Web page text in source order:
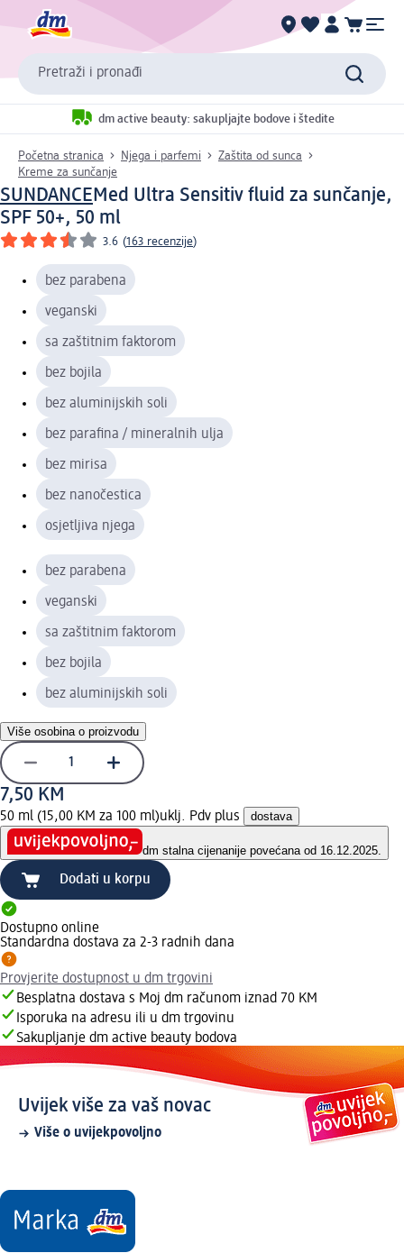
Pretraži i pronađi
dm active beauty: sakupljajte bodove i štedite
Početna stranica Njega i parfemi
Zaštita od sunca
Kreme za sunčanje
SUNDANCEMed Ultra Sensitiv fluid za sunčanje,
SPF 50+, 50 ml
3.6 (163 recenzije)
bez parabena
veganski
sa zaštitnim faktorom
bez bojila
bez aluminijskih soli
bez parafina / mineralnih ulja
bez mirisa
bez nanočestica
osjetljiva njega
bez parabena
veganski
sa zaštitnim faktorom
bez bojila
bez aluminijskih soli
Više osobina o proizvodu
7,50 KM
50 ml (15,00 KM za 100 ml)uklj. Pdv plus dostava
dm stalna cijenanije povećana od 16.12.2025.
Dodati u korpu
Dostupno online
Standardna dostava za 2-3 radnih dana
Provjerite dostupnost u dm trgovini
Besplatna dostava s Moj dm računom iznad 70 KM
Isporuka na adresu ili u dm trgovinu
Sakupljanje dm active beauty bodova
Uvijek više za vaš novac
Više o uvijekpovoljno